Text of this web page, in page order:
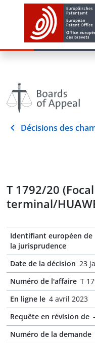
Décisions des
T 1792/20
terminal/
Identifiant européen de
la jurisprudence
Date de la décision 23
Numéro de l'affaire T
En ligne le 4 avril 2023
Requête en révision de -
Numéro de la demande